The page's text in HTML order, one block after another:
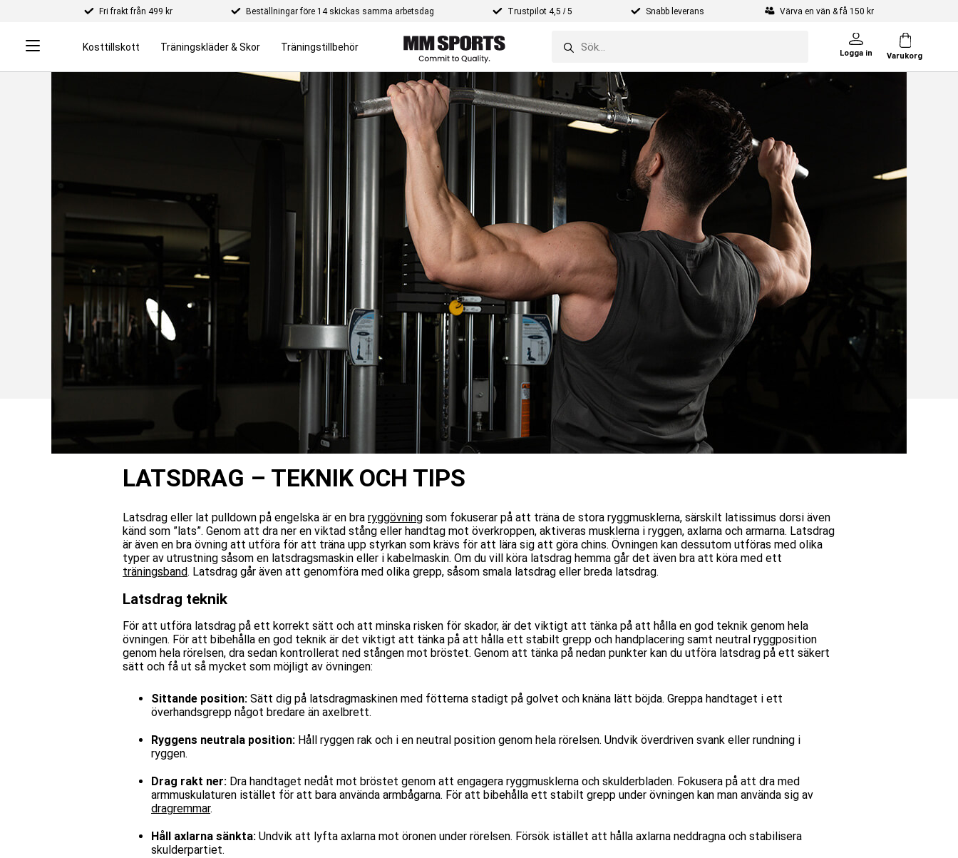
Fri frakt från 499 kr Beställningar före 14 skickas samma arbetsdag Trustpilot 4,5 / 5 Snabb leverans Värva en vän & få 150 kr
Kosttillskott Träningskläder & Skor Träningstillbehör
Logga in Varukorg
LATSDRAG – TEKNIK OCH TIPS
Latsdrag eller lat pulldown på engelska är en bra ryggövning som fokuserar på att träna de stora ryggmusklerna, särskilt latissimus dorsi även
känd som ”lats”. Genom att dra ner en viktad stång eller handtag mot överkroppen, aktiveras musklerna i ryggen, axlarna och armarna. Latsdrag
är även en bra övning att utföra för att träna upp styrkan som krävs för att lära sig att göra chins. Övningen kan dessutom utföras med olika
typer av utrustning såsom en latsdragsmaskin eller i kabelmaskin. Om du vill köra latsdrag hemma går det även bra att köra med ett
träningsband. Latsdrag går även att genomföra med olika grepp, såsom smala latsdrag eller breda latsdrag.
Latsdrag teknik
För att utföra latsdrag på ett korrekt sätt och att minska risken för skador, är det viktigt att tänka på att hålla en god teknik genom hela
övningen. För att bibehålla en god teknik är det viktigt att tänka på att hålla ett stabilt grepp och handplacering samt neutral ryggposition
genom hela rörelsen, dra sedan kontrollerat ned stången mot bröstet. Genom att tänka på nedan punkter kan du utföra latsdrag på ett säkert
sätt och få ut så mycket som möjligt av övningen:
Sittande position: Sätt dig på latsdragmaskinen med fötterna stadigt på golvet och knäna lätt böjda. Greppa handtaget i ett
överhandsgrepp något bredare än axelbrett.
Ryggens neutrala position: Håll ryggen rak och i en neutral position genom hela rörelsen. Undvik överdriven svank eller rundning i
ryggen.
Drag rakt ner: Dra handtaget nedåt mot bröstet genom att engagera ryggmusklerna och skulderbladen. Fokusera på att dra med
armmuskulaturen istället för att bara använda armbågarna. För att bibehålla ett stabilt grepp under övningen kan man använda sig av
dragremmar.
Håll axlarna sänkta: Undvik att lyfta axlarna mot öronen under rörelsen. Försök istället att hålla axlarna neddragna och stabilisera
skulderpartiet.